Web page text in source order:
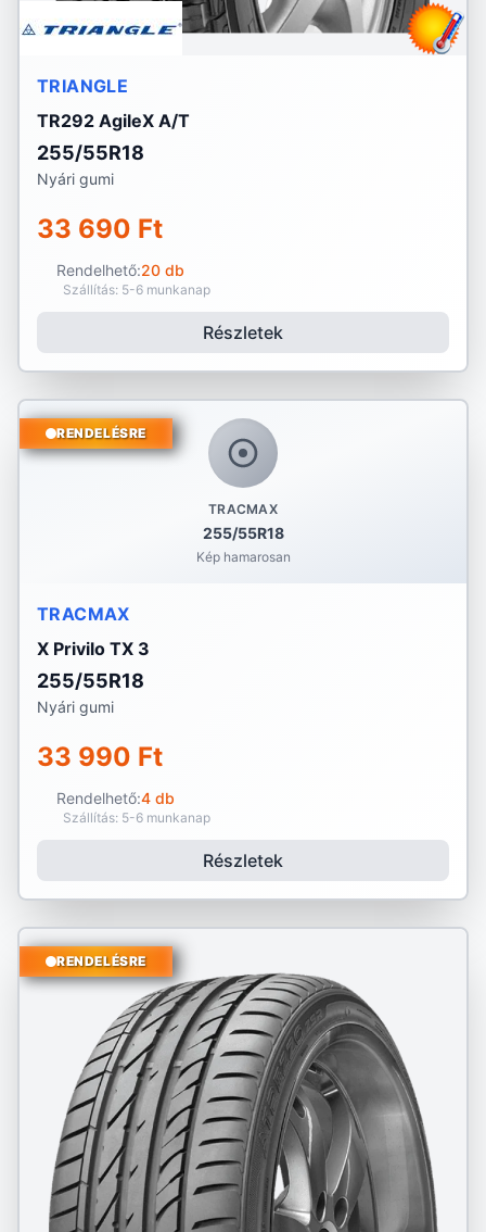
TRIANGLE
TR292 AgileX A/T
255/55R18
Nyári gumi
33 690 Ft
Rendelhető:20 db
Szállítás: 5-6 munkanap
Részletek
TRACMAX
255/55R18
Kép hamarosan
RENDELÉSRE
TRACMAX
X Privilo TX 3
255/55R18
Nyári gumi
33 990 Ft
Rendelhető:4 db
Szállítás: 5-6 munkanap
Részletek
RENDELÉSRE